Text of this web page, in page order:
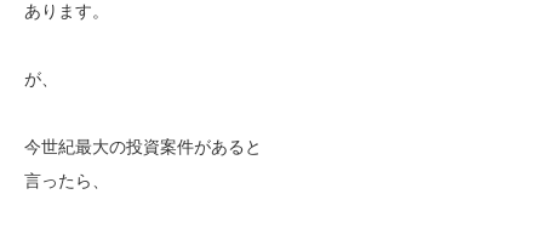
あります。
が、
今世紀最大の投資案件があると
言ったら、